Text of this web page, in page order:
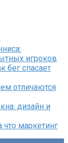
игроков
бег спасает
отличаются
дизайн и
что маркетинг